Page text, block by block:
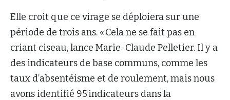
Elle croit que ce virage se déploiera sur une
période de trois ans. « Cela ne se fait pas en
criant ciseau, lance Marie-Claude Pelletier. Il y a
des indicateurs de base communs, comme les
taux d’absentéisme et de roulement, mais nous
avons identifié 95 indicateurs dans la